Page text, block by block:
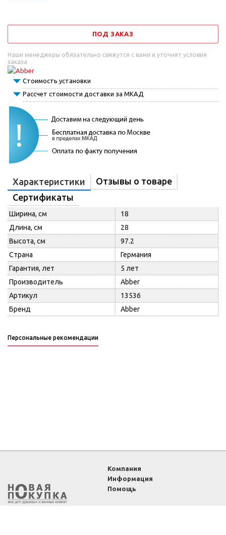
ПОД ЗАКАЗ
Наши менеджеры обязательно свяжутся с вами и уточнят условия
заказа
Стоимость установки
Рассчет стоимости доставки за МКАД
Характеристики
Отзывы о товаре
Сертификаты
Ширина, см
18
Длина, см
28
Высота, см
97.2
Страна
Германия
Гарантия, лет
5 лет
Производитель
Abber
Артикул
13536
Бренд
Abber
Персональные рекомендации
Компания
Информация
Помощь